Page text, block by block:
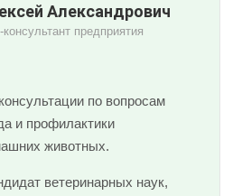
Александрович
предприятия
по вопросам
и профилактики
животных.
ветеринарных наук,